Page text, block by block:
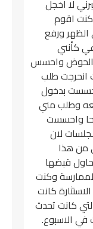
لا اخجل
اقوم
الظهر ورفع
كأنني
واحسس
انحرجت طلب
بدخول
وطلب مني
واحسست
لان
من هذا
قبضها
وكنت
كانت
كانت تحدث